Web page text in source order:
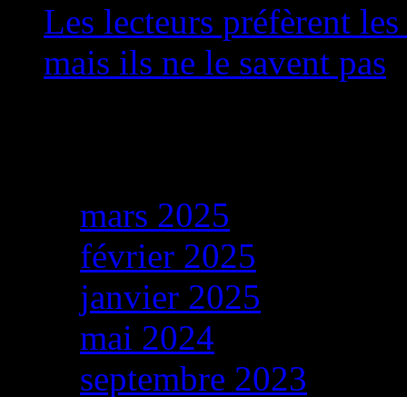
Les lecteurs préfèrent
mais ils ne le savent pas
mars 2025
février 2025
janvier 2025
mai 2024
septembre 2023